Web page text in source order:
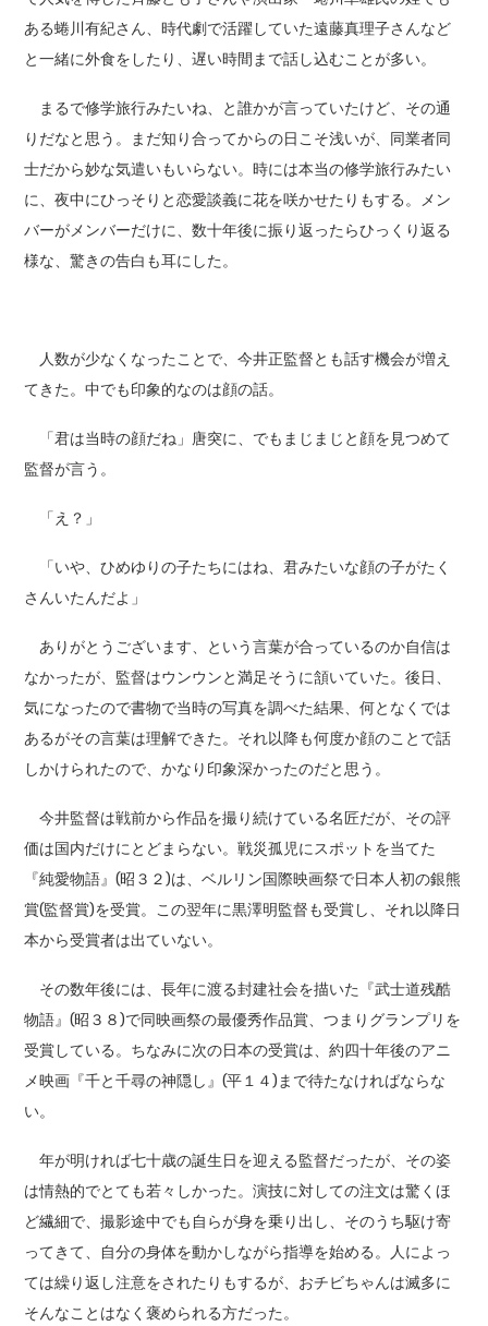
ある蜷川有紀さん、時代劇で活躍していた遠藤真理子さんなど
と一緒に外食をしたり、遅い時間まで話し込むことが多い。
まるで修学旅行みたいね、と誰かが言っていたけど、その通
りだなと思う。まだ知り合ってからの日こそ浅いが、同業者同
士だから妙な気遣いもいらない。時には本当の修学旅行みたい
に、夜中にひっそりと恋愛談義に花を咲かせたりもする。メン
バーがメンバーだけに、数十年後に振り返ったらひっくり返る
様な、驚きの告白も耳にした。
人数が少なくなったことで、今井正監督とも話す機会が増え
てきた。中でも印象的なのは顔の話。
「君は当時の顔だね」唐突に、でもまじまじと顔を見つめて
監督が言う。
「え？」
「いや、ひめゆりの子たちにはね、君みたいな顔の子がたく
さんいたんだよ」
ありがとうございます、という言葉が合っているのか自信は
なかったが、監督はウンウンと満足そうに頷いていた。後日、
気になったので書物で当時の写真を調べた結果、何となくでは
あるがその言葉は理解できた。それ以降も何度か顔のことで話
しかけられたので、かなり印象深かったのだと思う。
今井監督は戦前から作品を撮り続けている名匠だが、その評
価は国内だけにとどまらない。戦災孤児にスポットを当てた
『純愛物語』(昭３２)は、ベルリン国際映画祭で日本人初の銀熊
賞(監督賞)を受賞。この翌年に黒澤明監督も受賞し、それ以降日
本から受賞者は出ていない。
その数年後には、長年に渡る封建社会を描いた『武士道残酷
物語』(昭３８)で同映画祭の最優秀作品賞、つまりグランプリを
受賞している。ちなみに次の日本の受賞は、約四十年後のアニ
メ映画『千と千尋の神隠し』(平１４)まで待たなければならな
い。
年が明ければ七十歳の誕生日を迎える監督だったが、その姿
は情熱的でとても若々しかった。演技に対しての注文は驚くほ
ど繊細で、撮影途中でも自らが身を乗り出し、そのうち駆け寄
ってきて、自分の身体を動かしながら指導を始める。人によっ
ては繰り返し注意をされたりもするが、おチビちゃんは滅多に
そんなことはなく褒められる方だった。